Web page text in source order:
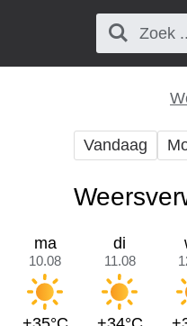
Vandaag
ma
10.08
di
11.08